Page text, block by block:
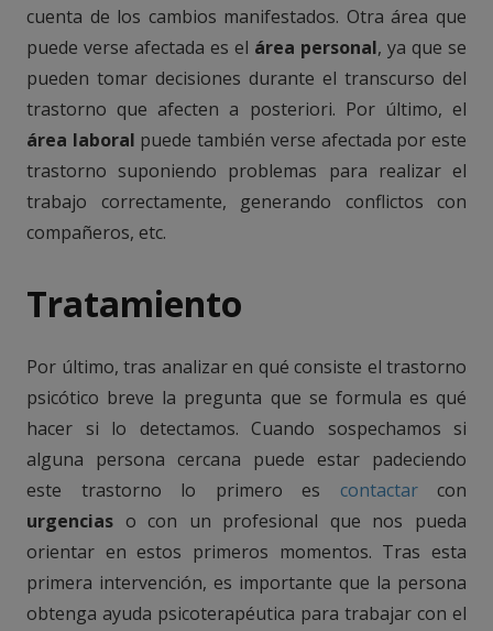
cuenta de los cambios manifestados. Otra área que
puede verse afectada es el área personal, ya que se
pueden tomar decisiones durante el transcurso del
trastorno que afecten a posteriori. Por último, el
área laboral puede también verse afectada por este
trastorno suponiendo problemas para realizar el
trabajo correctamente, generando conflictos con
compañeros, etc.
Tratamiento
Por último, tras analizar en qué consiste el trastorno
psicótico breve la pregunta que se formula es qué
hacer si lo detectamos. Cuando sospechamos si
alguna persona cercana puede estar padeciendo
este trastorno lo primero es contactarcon
urgencias o con un profesional que nos pueda
orientar en estos primeros momentos. Tras esta
primera intervención, es importante que la persona
obtenga ayuda psicoterapéutica para trabajar con el